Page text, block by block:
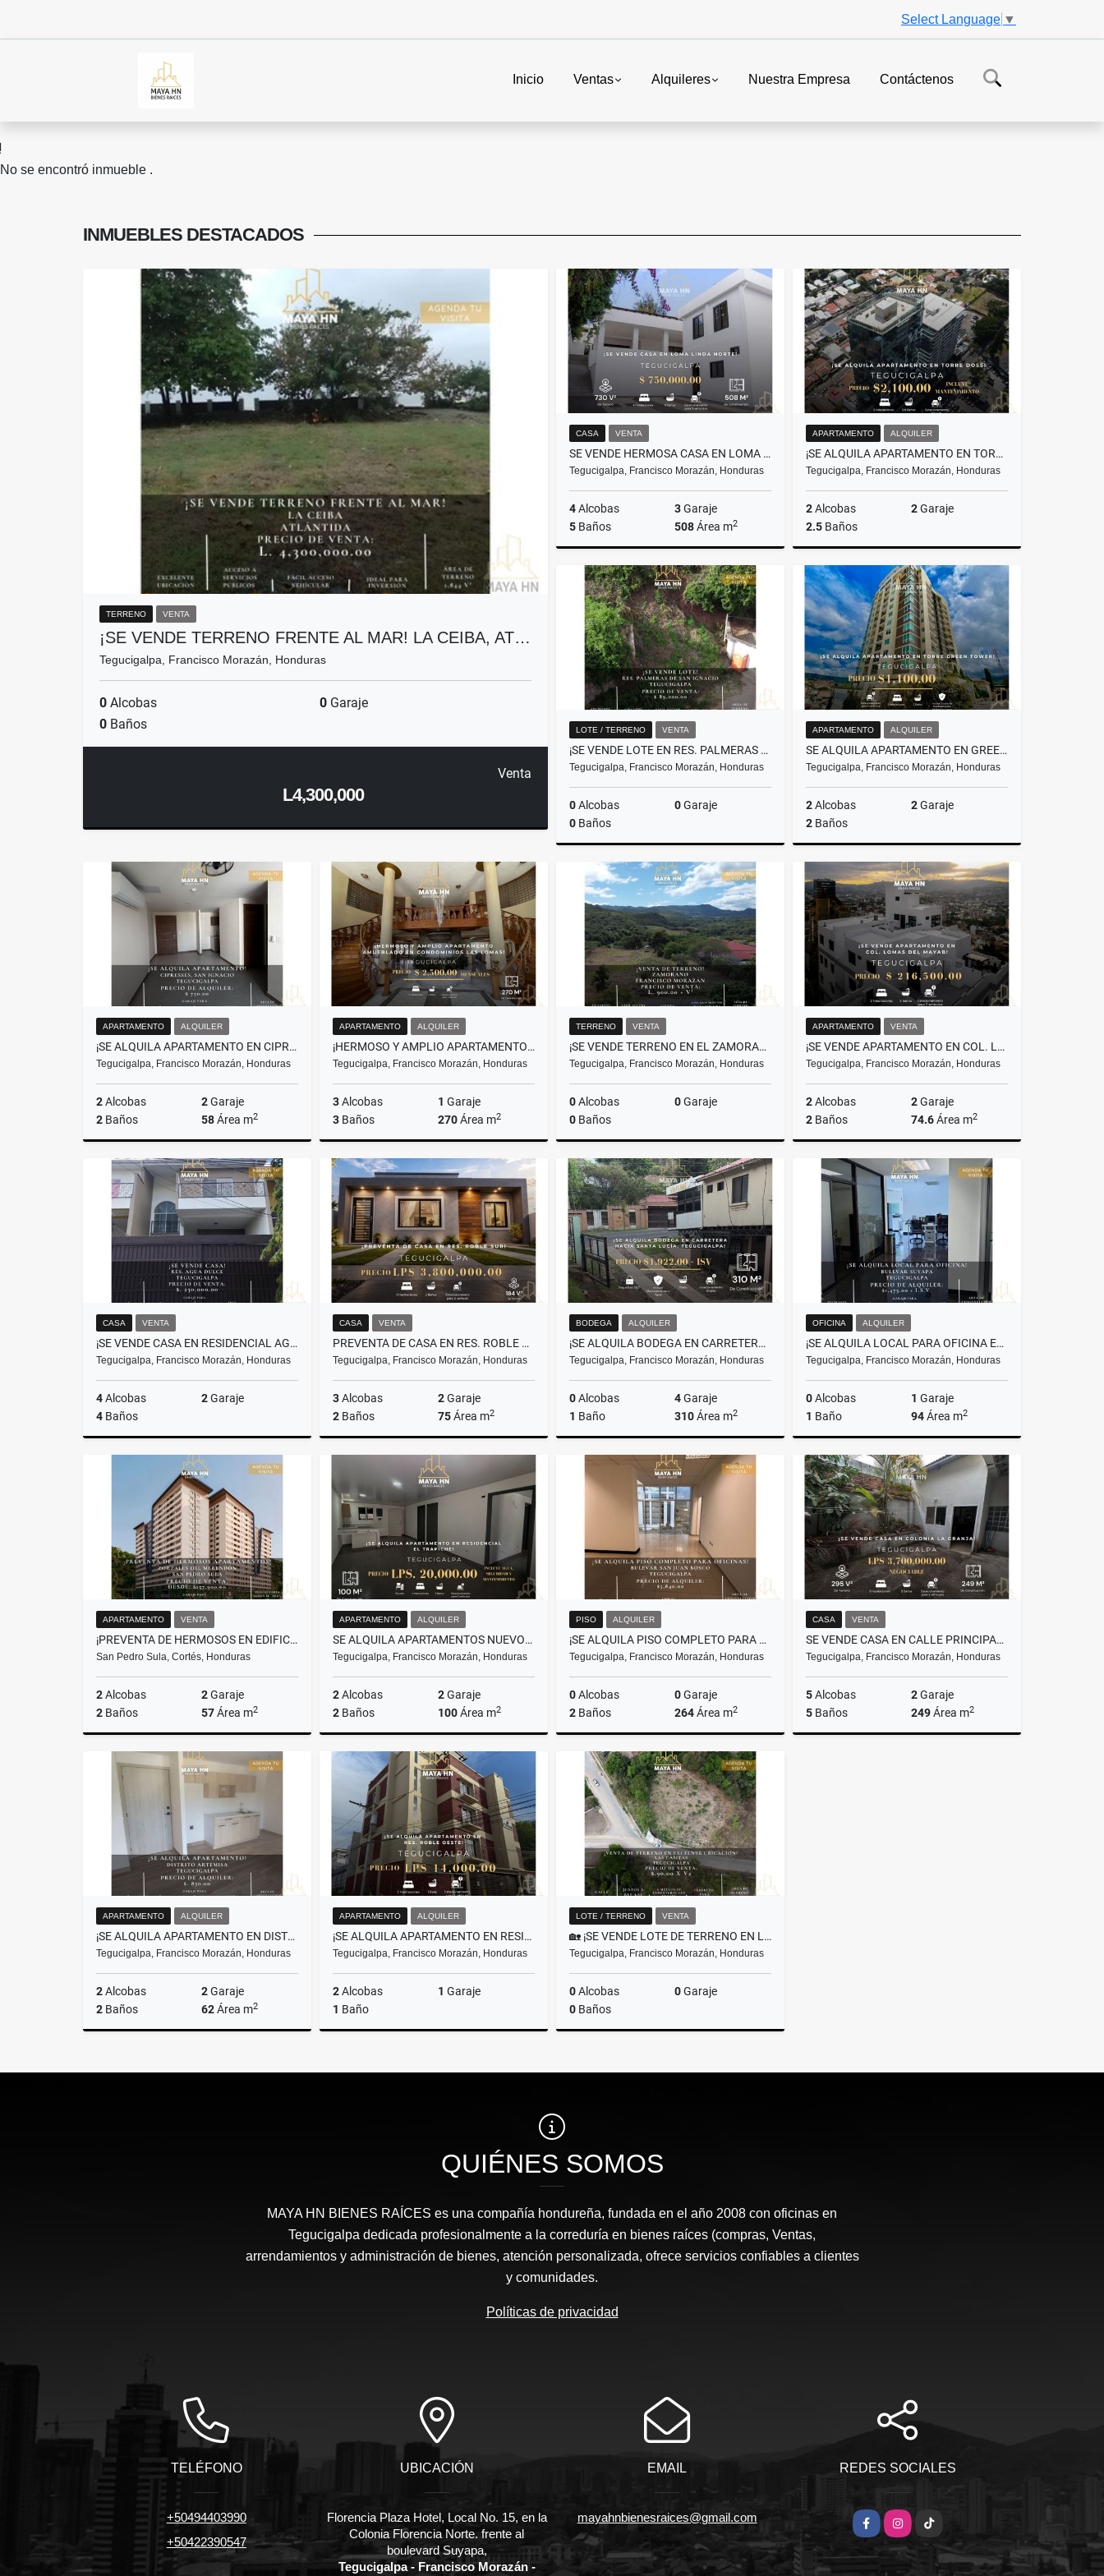
Select Language ▼
Inicio Ventas Alquileres Nuestra Empresa Contáctenos
No se encontró inmueble .
INMUEBLES DESTACADOS
TERRENO VENTA
¡SE VENDE TERRENO FRENTE AL MAR! LA CEIBA, AT…
Tegucigalpa, Francisco Morazán, Honduras
0 Alcobas 0 Garaje
0 Baños
Venta
L4,300,000
CASA VENTA
SE VENDE HERMOSA CASA EN LOMA LINDA NORTE, TEGUCIGALPA
Tegucigalpa, Francisco Morazán, Honduras
4Alcobas 3Garaje
5 Baños 508Área m2
Venta
US$750,000
APARTAMENTO ALQUILER
¡SE ALQUILA APARTAMENTO EN TORRE DOSS – TEGUCIGALPA!
Tegucigalpa, Francisco Morazán, Honduras
2Alcobas 2Garaje
2.5 Baños
Alquiler
US$2,100
LOTE / TERRENO VENTA
¡SE VENDE LOTE EN RES. PALMERAS DE SAN IGNACIO! TEGUCIGALPA
Tegucigalpa, Francisco Morazán, Honduras
0Alcobas 0Garaje
0 Baños
Venta
US$89,000
APARTAMENTO ALQUILER
SE ALQUILA APARTAMENTO EN GREEN TOWER – TEGUCIGALPA
Tegucigalpa, Francisco Morazán, Honduras
2Alcobas 2Garaje
2 Baños
Alquiler
US$1,100
APARTAMENTO ALQUILER
¡SE ALQUILA APARTAMENTO EN CIPRESSES, SAN IGNACIO! TEGUCIGALPA
Tegucigalpa, Francisco Morazán, Honduras
2Alcobas 2Garaje
2 Baños 58Área m2
Alquiler
US$750
APARTAMENTO ALQUILER
¡HERMOSO Y AMPLIO APARTAMENTO AMUEBLADO EN CONDOMINIOS LAS LOMAS!
Tegucigalpa, Francisco Morazán, Honduras
3Alcobas 1 Garaje
3 Baños 270Área m2
Alquiler
US$2,500
TERRENO VENTA
¡SE VENDE TERRENO EN EL ZAMORANO! FRANCISCO MORAZÁN
Tegucigalpa, Francisco Morazán, Honduras
0Alcobas 0Garaje
0 Baños
Venta
L8,114,400
APARTAMENTO VENTA
¡SE VENDE APARTAMENTO EN COL. LOMAS DEL MAYAB, TEGUCIGALPA!
Tegucigalpa, Francisco Morazán, Honduras
2Alcobas 2Garaje
2 Baños 74.6Área m2
Venta
US$216,500
CASA VENTA
¡SE VENDE CASA EN RESIDENCIAL AGUA DULCE! TEGUCIGALPA
Tegucigalpa, Francisco Morazán, Honduras
4Alcobas 2Garaje
4 Baños
Venta
US$230,000
CASA VENTA
PREVENTA DE CASA EN RES. ROBLE SUR, TEGUCIGALPA
Tegucigalpa, Francisco Morazán, Honduras
3Alcobas 2Garaje
2 Baños 75Área m2
Venta
L3,800,000
BODEGA ALQUILER
¡SE ALQUILA BODEGA EN CARRETERA HACIA SANTA LUCÍA, TEGUCIGALPA!
Tegucigalpa, Francisco Morazán, Honduras
0Alcobas 4Garaje
1 Baño 310Área m2
Alquiler
US$1,922
OFICINA ALQUILER
¡SE ALQUILA LOCAL PARA OFICINA EN BULEVAR SUYAPA! TEGUCIGALPA
Tegucigalpa, Francisco Morazán, Honduras
0Alcobas 1 Garaje
1 Baño 94Área m2
Alquiler
US$1,475
APARTAMENTO VENTA
¡PREVENTA DE HERMOSOS EN EDIFICIO ZORZALES DEL MERENDÓN!
San Pedro Sula, Cortés, Honduras
2Alcobas 2Garaje
2 Baños 57Área m2
Venta
US$157,900
APARTAMENTO ALQUILER
SE ALQUILA APARTAMENTOS NUEVOS EN RESIDENCIAL EL TRAPICHE
Tegucigalpa, Francisco Morazán, Honduras
2Alcobas 2Garaje
2 Baños 100Área m2
L20,000
PISO ALQUILER
¡SE ALQUILA PISO COMPLETO PARA OFICINAS! BULEVAR SAN JUAN BOSCO
Tegucigalpa, Francisco Morazán, Honduras
0Alcobas 0Garaje
2 Baños 264Área m2
Alquiler
US$5,840
CASA VENTA
SE VENDE CASA EN CALLE PRINCIPAL DE LA GRANJA – TEGUCIGALPA
Tegucigalpa, Francisco Morazán, Honduras
5Alcobas 2Garaje
5 Baños 249Área m2
APARTAMENTO ALQUILER
¡SE ALQUILA APARTAMENTO EN DISTRITO ARTEMISA! TEGUCIGALPA​
Tegucigalpa, Francisco Morazán, Honduras
2Alcobas 2Garaje
2 Baños 62Área m2
US$850
APARTAMENTO ALQUILER
¡SE ALQUILA APARTAMENTO EN RESIDENCIAL ROBLE OESTE – TEGUCIGALPA!
Tegucigalpa, Francisco Morazán, Honduras
2Alcobas 1 Garaje
1 Baño
L14,000
LOTE / TERRENO VENTA
🏡 ¡SE VENDE LOTE DE TERRENO EN LAS CASITAS!
Tegucigalpa, Francisco Morazán, Honduras
0Alcobas 0Garaje
0 Baños
US$302,400
QUIÉNES SOMOS
MAYA HN BIENES RAÍCES​ es una compañía hondureña, fundada en el año 2008 con oficinas en
Tegucigalpa dedicada profesionalmente a la correduría en bienes raíces (compras, Ventas,
arrendamientos y administración de bienes, atención personalizada, ofrece servicios confiables a clientes
y comunidades.
Políticas de privacidad
TELÉFONO
+50494403990
+50422390547
UBICACIÓN
Florencia Plaza Hotel, Local No. 15, en la
Colonia Florencia Norte. frente al
boulevard Suyapa,
Tegucigalpa - Francisco Morazán -
EMAIL
mayahnbienesraices@gmail.com
REDES SOCIALES
FacebookInstagram
TikTok